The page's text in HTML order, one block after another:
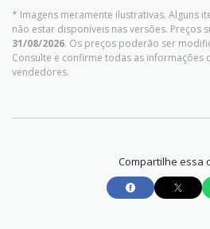
* Imagens meramente ilustrativas. Alguns
não estar disponíveis nas versões. Preços
31/08/2026. Os preços poderão ser
Consulte e confirme todas as informações
vendedores.
Compartilhe essa